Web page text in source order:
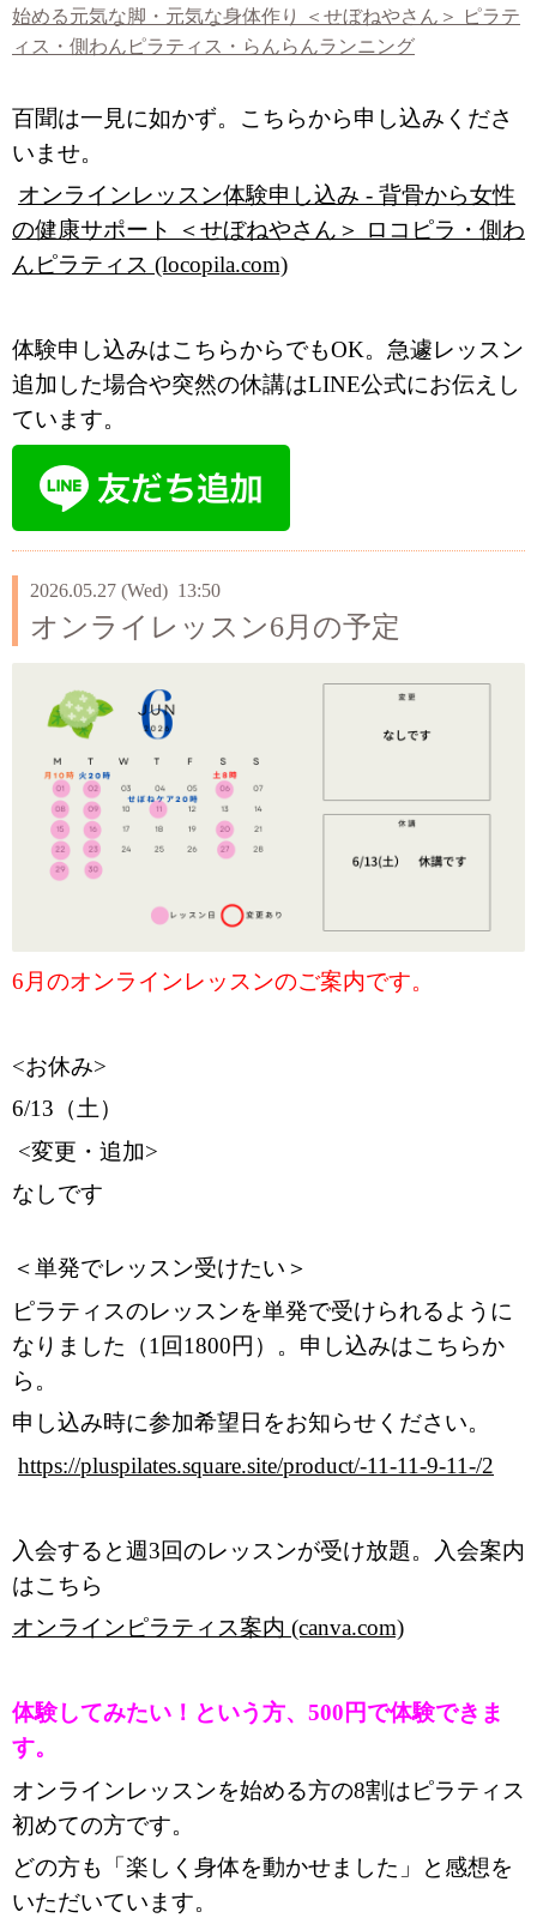
始める元気な脚・元気な身体作り ＜せぼねやさん＞ ピラテ
ィス・側わんピラティス・らんらんランニング
百聞は一見に如かず。こちらから申し込みくださ
いませ。
オンラインレッスン体験申し込み - 背骨から女性
の健康サポート ＜せぼねやさん＞ ロコピラ・側わ
んピラティス (locopila.com)
体験申し込みはこちらからでもOK。急遽レッスン
追加した場合や突然の休講はLINE公式にお伝えし
ています。
2026.05.27 (Wed) 13:50
オンライレッスン6月の予定
6月のオンラインレッスンのご案内です。
<お休み>
6/13（土）
<変更・追加>
なしです
＜単発でレッスン受けたい＞
ピラティスのレッスンを単発で受けられるように
なりました（1回1800円）。申し込みはこちらか
ら。
申し込み時に参加希望日をお知らせください。
https://pluspilates.square.site/product/-11-11-9-11-/2
入会すると週3回のレッスンが受け放題。入会案内
はこちら
オンラインピラティス案内 (canva.com)
体験してみたい！という方、500円で体験できま
す。
オンラインレッスンを始める方の8割はピラティス
初めての方です。
どの方も「楽しく身体を動かせました」と感想を
いただいています。